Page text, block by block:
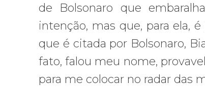
de Bolsonaro que
intenção, mas que, para ela,
que é citada por Bolsonaro,
fato, falou meu nome,
para me colocar no radar das